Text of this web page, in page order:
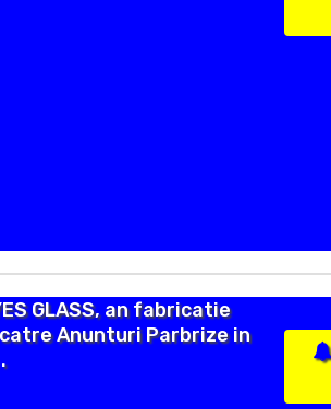
GLASS, an fabricatie
Anunturi Parbrize in